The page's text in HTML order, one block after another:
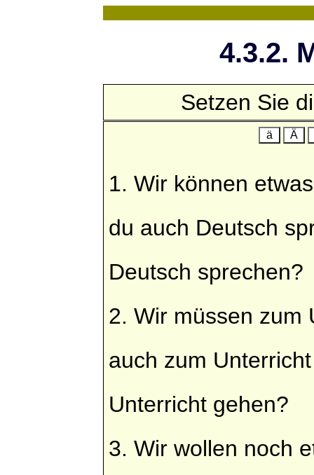
4.3.2.
Setzen Sie
ä Ä
1. Wir können
du auch Deutsch
Deutsch sprechen?
2. Wir müssen
auch zum
Unterricht gehen?
3. Wir wollen noch